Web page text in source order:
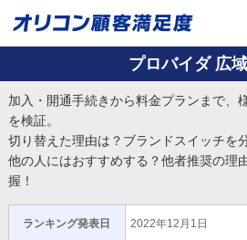
プロバイダ 広
加入・開通手続きから料金プランまで、
を検証。
切り替えた理由は？ブランドスイッチを
他の人にはおすすめする？他者推奨の理
握！
ランキング発表日 2022年12月1日